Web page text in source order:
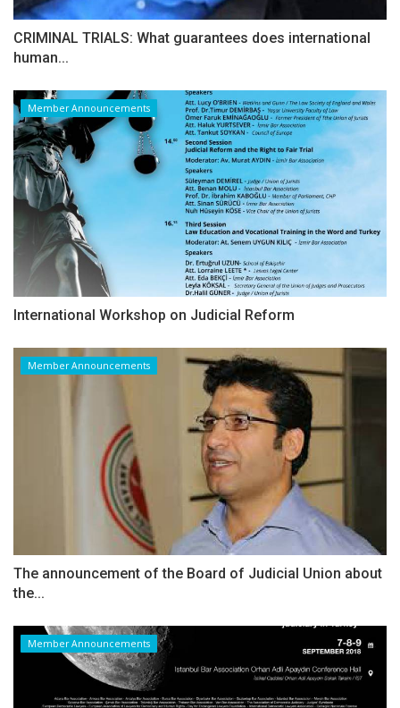
CRIMINAL TRIALS: What guarantees does international
human...
Member Announcements
International Workshop on Judicial Reform
Member Announcements
The announcement of the Board of Judicial Union about
the...
Member Announcements